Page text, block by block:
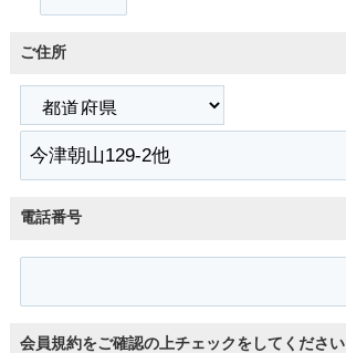
ご住所
電話番号
会員規約をご確認の上チェックをしてください